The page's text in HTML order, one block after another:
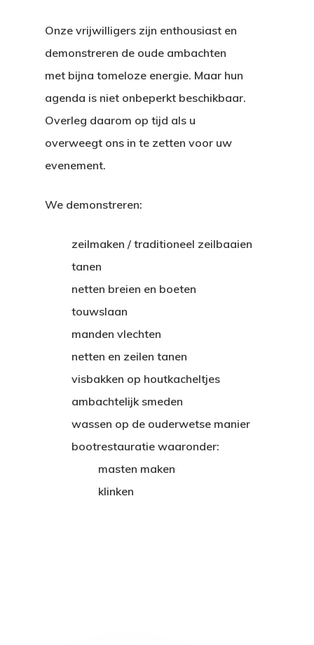
Onze vrijwilligers zijn enthousiast en
demonstreren de oude ambachten
met bijna tomeloze energie. Maar hun
agenda is niet onbeperkt beschikbaar.
Overleg daarom op tijd als u
overweegt ons in te zetten voor uw
evenement.
We demonstreren:
zeilmaken / traditioneel zeilbaaien
tanen
netten breien en boeten
touwslaan
manden vlechten
netten en zeilen tanen
visbakken op houtkacheltjes
ambachtelijk smeden
wassen op de ouderwetse manier
bootrestauratie waaronder:
masten maken
klinken